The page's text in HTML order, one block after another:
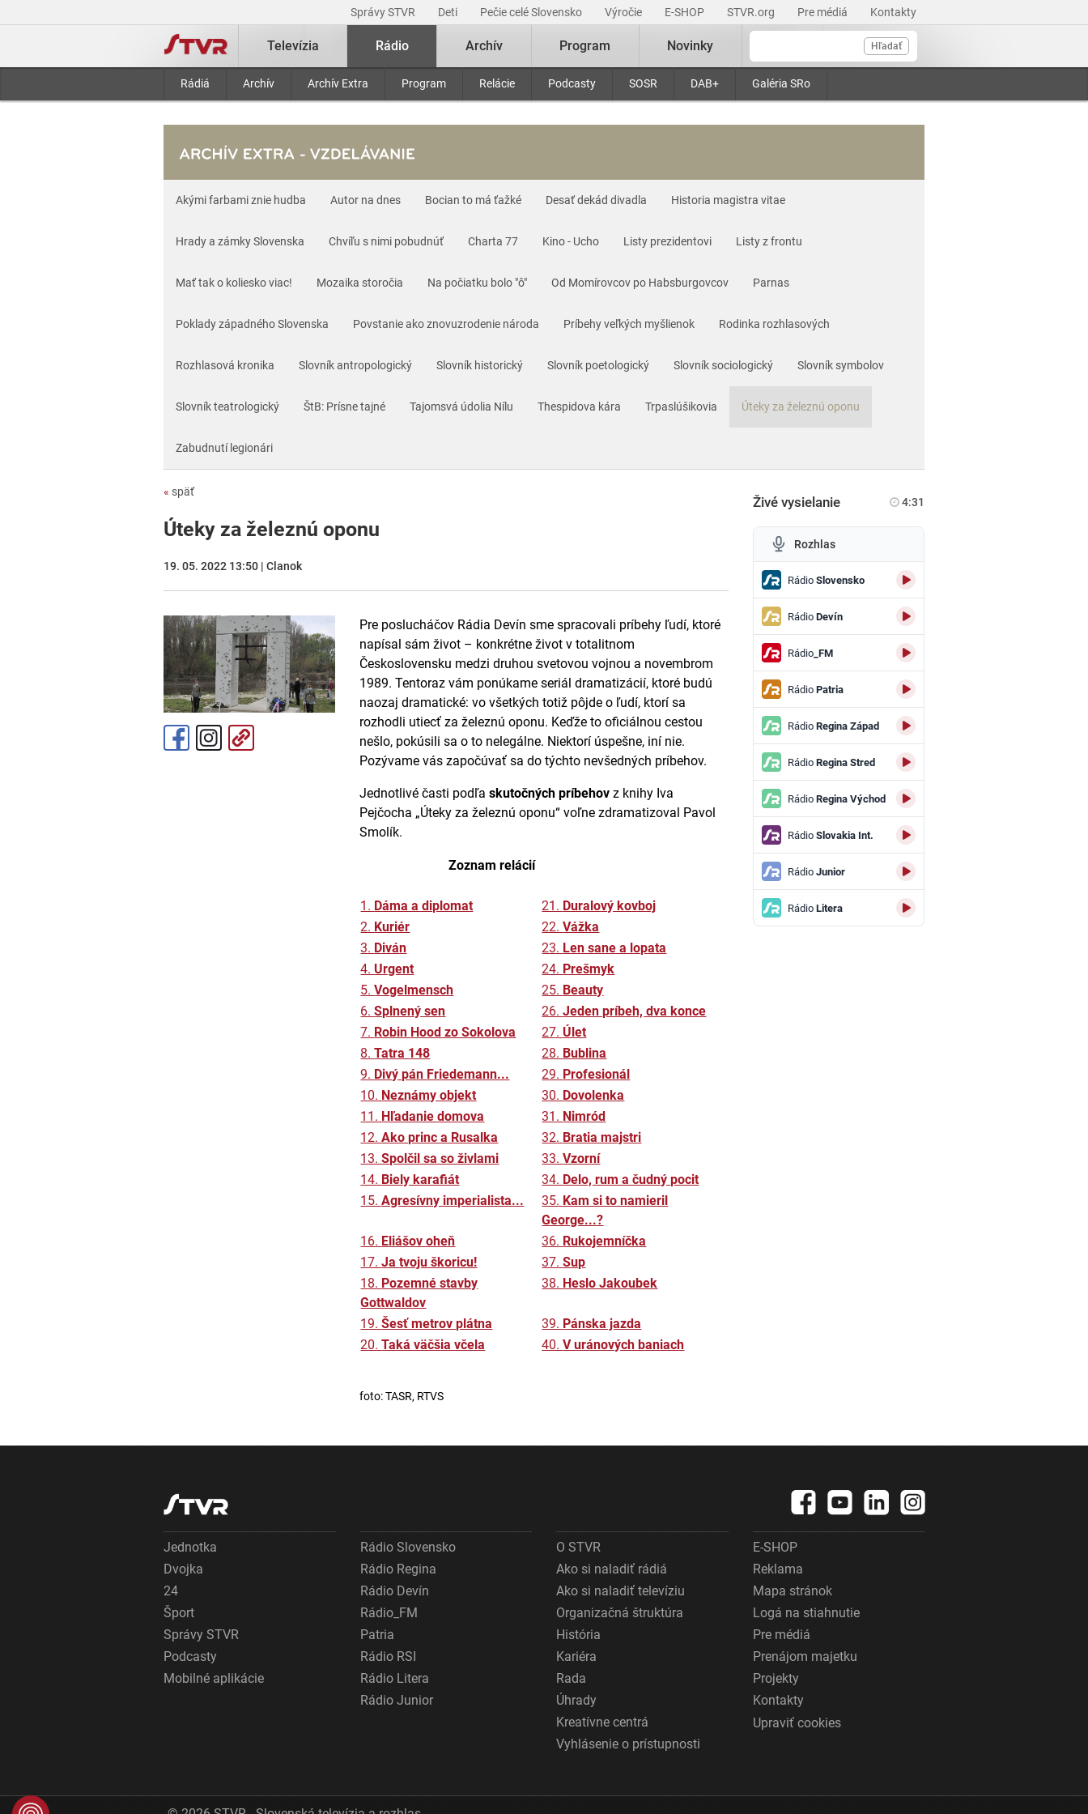
Správy STVR Deti Pečie celé Slovensko Výročie E-SHOP STVR.org Pre médiá Kontakty
Hľadať
Televízia Rádio
Rádiá Archív Archív Extra Program Relácie Podcasty SOSR DAB+ Galéria SRo
Archív Program Novinky
Akými farbami znie hudba Autor na dnes Bocian to má ťažké Desať dekád divadla Historia magistra vitae
Hrady a zámky Slovenska Chvíľu s nimi pobudnúť Charta 77 Kino - Ucho Listy prezidentovi Listy z frontu
Mať tak o koliesko viac! Mozaika storočia Na počiatku bolo "ô" Od Momírovcov po Habsburgovcov Parnas
Poklady západného Slovenska Povstanie ako znovuzrodenie národa Príbehy veľkých myšlienok Rodinka rozhlasových
Rozhlasová kronika Slovník antropologický Slovník historický Slovník poetologický Slovník sociologický Slovník symbolov
Slovník teatrologický ŠtB: Prísne tajné Tajomsvá údolia Nílu Thespidova kára Trpaslúšikovia Úteky za železnú oponu
Zabudnutí legionári
« späť
Úteky za železnú oponu
19. 05. 2022 13:50 | Clanok
Pre poslucháčov Rádia Devín sme spracovali príbehy ľudí, ktoré
napísal sám život – konkrétne život v totalitnom
Československu medzi druhou svetovou vojnou a novembrom
1989. Tentoraz vám ponúkame seriál dramatizácií, ktoré budú
naozaj dramatické: vo všetkých totiž pôjde o ľudí, ktorí sa
rozhodli utiecť za železnú oponu. Keďže to oficiálnou cestou
nešlo, pokúsili sa o to nelegálne. Niektorí úspešne, iní nie.
Pozývame vás započúvať sa do týchto nevšedných príbehov.
Jednotlivé časti podľaskutočných príbehovz knihy Iva
Pejčocha „Úteky za železnú oponu“ voľne zdramatizoval Pavol
Smolík.
Zoznam relácií
1. Dáma a diplomat 21. Duralový kovboj
2. Kuriér 22.Vážka
3. Diván 23. Len sane a lopata
4. Urgent 24. Prešmyk
5.Vogelmensch 25. Beauty
6.Splnený sen 26.Jeden príbeh, dva konce
7. Robin Hood zo Sokolova 27. Úlet
8.Tatra 148 28. Bublina
9. Divý pán Friedemann... 29. Profesionál
10. Neznámy objekt 30. Dovolenka
11. Hľadanie domova 31. Nimród
12.Ako princ a Rusalka 32. Bratia majstri
13.Spolčil sa so živlami 33.Vzorní
14. Biely karafiát 34. Delo, rum a čudný pocit
15.Agresívny imperialista... 35. Kam si to namieril
George...?
16. Eliášov oheň 36. Rukojemníčka
17.Ja tvoju škoricu! 37.Sup
18. Pozemné stavby
Gottwaldov
38. Heslo Jakoubek
19.Šesť metrov plátna 39. Pánska jazda
20.Taká väčšia včela 40.V uránových baniach
foto: TASR, RTVS
Živé vysielanie 4:31
Rozhlas
RádioSlovensko
RádioDevín
Rádio_FM
RádioPatria
RádioRegina Západ
RádioRegina Stred
RádioRegina Východ
RádioSlovakia Int.
RádioJunior
RádioLitera
Jednotka
Dvojka
24
Šport
Správy STVR
Podcasty
Mobilné aplikácie
Rádio Slovensko
Rádio Regina
Rádio Devín
Rádio_FM
Patria
Rádio RSI
Rádio Litera
Rádio Junior
O STVR
Ako si naladiť rádiá
Ako si naladiť televíziu
Organizačná štruktúra
História
Kariéra
Rada
Úhrady
Kreatívne centrá
Vyhlásenie o prístupnosti
E-SHOP
Reklama
Mapa stránok
Logá na stiahnutie
Pre médiá
Prenájom majetku
Projekty
Kontakty
Upraviť cookies